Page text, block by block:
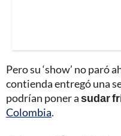
Pero su ‘show’ no paró
contienda entregó una
podrían poner asudar
Colombia.